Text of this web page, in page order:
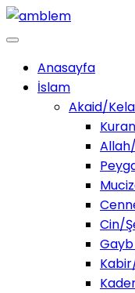
Anasayfa
İslam
Akaid/
Cin/
Gayb